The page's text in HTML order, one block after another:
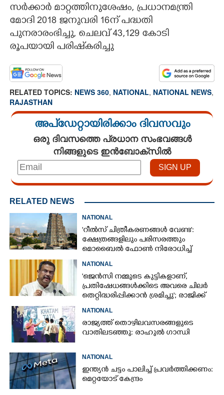
സർക്കാർ മാറ്റത്തിനുശേഷം, പ്രധാനമന്ത്രി
മോദി 2018 ജനുവരി 16ന് പദ്ധതി
പുനരാരംഭിച്ചു, ചെലവ് 43,129 കോടി
രൂപയായി പരിഷ്‌കരിച്ചു
RELATED TOPICS: NEWS 360, NATIONAL, NATIONAL NEWS,
RAJASTHAN
അപ്ഡേറ്റായിരിക്കാം ദിവസവും
ഒരു ദിവസത്തെ പ്രധാന സംഭവങ്ങൾ
നിങ്ങളുടെ ഇൻബോക്സിൽ
RELATED NEWS
NATIONAL
'റീൽസ് ചിത്രീകരണങ്ങൾ വേണ്ട':
ക്ഷേത്രങ്ങളിലും പരിസരത്തും
മൊബൈൽ ഫോൺ നിരോധിച്ച്
NATIONAL
'ജെൻസി നമ്മുടെ കുട്ടികളാണ്,
പ്രതിഷേധങ്ങൾക്കിടെ അവരെ ചിലർ
തെറ്റിദ്ധരിപ്പിക്കാൻ ശ്രമിച്ചു'; രാജിക്ക്
ധർമ്മേന്ദ്ര പ്രധാൻ
NATIONAL
രാജ്യത്ത് തൊഴിലവസരങ്ങളുടെ
വാതിലടഞ്ഞു: രാഹുൽ ഗാന്ധി
NATIONAL
ഇന്ത്യൻ ചട്ടം പാലിച്ച് പ്രവർത്തിക്കണം:
മെറ്റയോട് കേന്ദ്രം